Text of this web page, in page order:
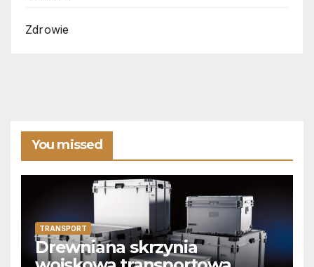
Zdrowie
You missed
TRANSPORT
Drewniana skrzynia